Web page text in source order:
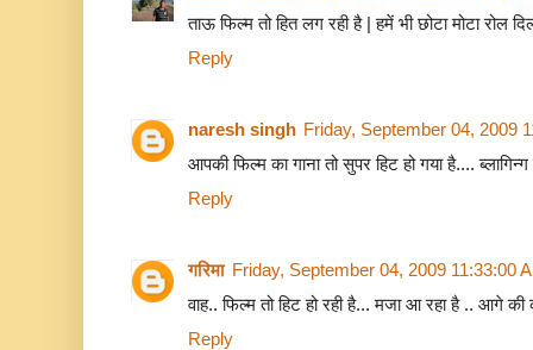
ताऊ फिल्म तो हित लग रही है | हमें भी छोटा मोटा रोल
Reply
naresh singh Friday, September 04, 2009
आपकी फिल्म का गाना तो सुपर हिट हो गया है....
Reply
गरिमा Friday, September 04, 2009 11:33:00
वाह.. फिल्म तो हिट हो रही है... मजा आ रहा है .. आगे की
Reply